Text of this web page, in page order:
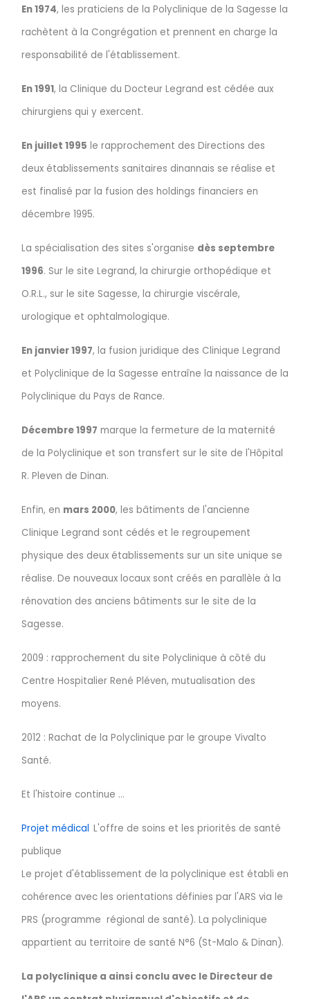
En 1974, les praticiens de la Polyclinique de la Sagesse la
rachètent à la Congrégation et prennent en charge la
responsabilité de l'établissement.
En 1991, la Clinique du Docteur Legrand est cédée aux
chirurgiens qui y exercent.
En juillet 1995 le rapprochement des Directions des
deux établissements sanitaires dinannais se réalise et
est finalisé par la fusion des holdings financiers en
décembre 1995.
La spécialisation des sites s'organise dès septembre
1996. Sur le site Legrand, la chirurgie orthopédique et
O.R.L., sur le site Sagesse, la chirurgie viscérale,
urologique et ophtalmologique.
En janvier 1997, la fusion juridique des Clinique Legrand
et Polyclinique de la Sagesse entraîne la naissance de la
Polyclinique du Pays de Rance.
Décembre 1997 marque la fermeture de la maternité
de la Polyclinique et son transfert sur le site de l'Hôpital
R. Pleven de Dinan.
Enfin, en mars 2000, les bâtiments de l'ancienne
Clinique Legrand sont cédés et le regroupement
physique des deux établissements sur un site unique se
réalise. De nouveaux locaux sont créés en parallèle à la
rénovation des anciens bâtiments sur le site de la
Sagesse.
2009 : rapprochement du site Polyclinique à côté du
Centre Hospitalier René Pléven, mutualisation des
moyens.
2012 : Rachat de la Polyclinique par le groupe Vivalto
Santé.
Et l'histoire continue ...
Projet médical L'offre de soins et les priorités de santé
publique
Le projet d'établissement de la polyclinique est établi en
cohérence avec les orientations définies par l'ARS via le
PRS (programme régional de santé). La polyclinique
appartient au territoire de santé N°6 (St-Malo & Dinan).
La polyclinique a ainsi conclu avec le Directeur de